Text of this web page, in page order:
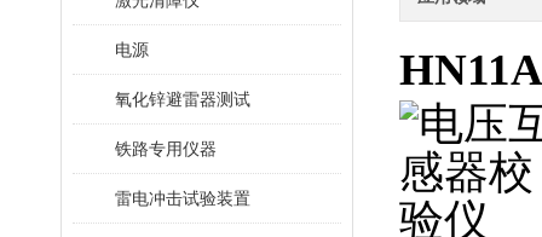
电源
氧化锌避雷器测试
铁路专用仪器
雷电冲击试验装置